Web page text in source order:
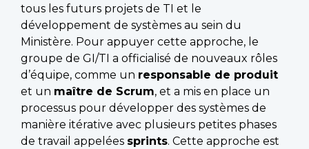
tous les futurs projets de TI et le
développement de systèmes au sein du
Ministère. Pour appuyer cette approche, le
groupe de GI/TI a officialisé de nouveaux rôles
d’équipe, comme un responsable de produit
et un maître de Scrum, et a mis en place un
processus pour développer des systèmes de
manière itérative avec plusieurs petites phases
de travail appelées sprints. Cette approche est